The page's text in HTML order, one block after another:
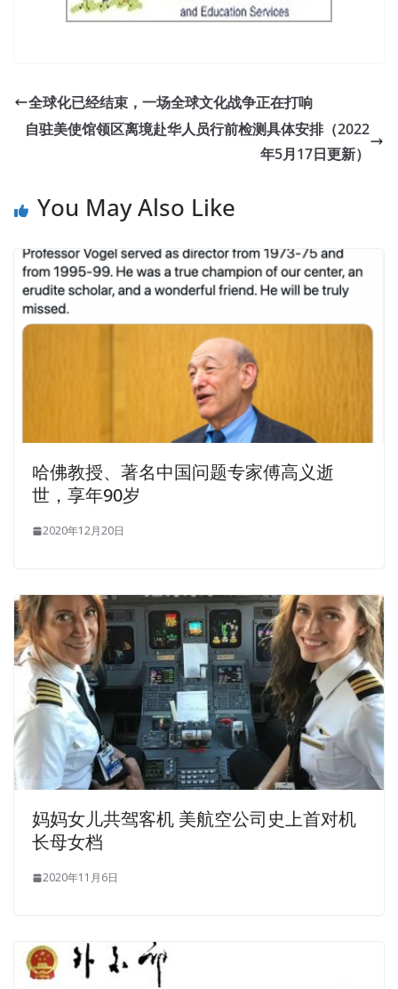
全球化已经结束，一场全球文化战争正在打响
自驻美使馆领区离境赴华人员行前检测具体安排（2022
年5月17日更新）
You May Also Like
哈佛教授、著名中国问题专家傅高义逝
世，享年90岁
2020年12月20日
妈妈女儿共驾客机 美航空公司史上首对机
长母女档
2020年11月6日